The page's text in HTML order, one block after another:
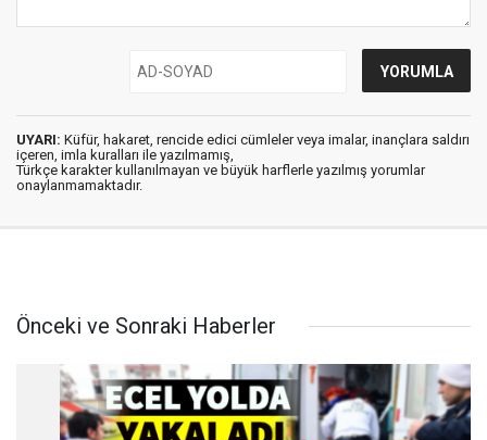
UYARI: Küfür, hakaret, rencide edici cümleler veya imalar, inançlara saldırı
içeren, imla kuralları ile yazılmamış,
Türkçe karakter kullanılmayan ve büyük harflerle yazılmış yorumlar
onaylanmamaktadır.
Önceki ve Sonraki Haberler